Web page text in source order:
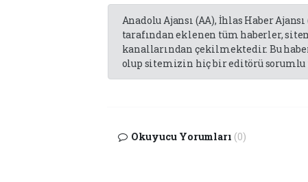
Anadolu Ajansı (AA), İhlas Haber
tarafından eklenen tüm haberler,
kanallarından çekilmektedir. Bu
olup sitemizin hiç bir editörü sorumlu
Okuyucu Yorumları (0)